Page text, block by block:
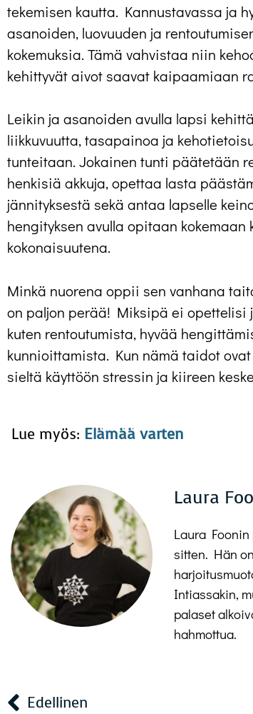
tekemisen kautta. Kannustavassa ja
asanoiden, luovuuden ja
kokemuksia. Tämä vahvistaa niin
kehittyvät aivot saavat kaipaamiaan
Leikin ja asanoiden avulla lapsi
liikkuvuutta, tasapainoa ja
tunteitaan. Jokainen tunti päätetään
henkisiä akkuja, opettaa lasta
jännityksestä sekä antaa lapselle
hengityksen avulla opitaan
kokonaisuutena.
Minkä nuorena oppii sen vanhana
on paljon perää! Miksipä ei opettelisi
kuten rentoutumista, hyvää
kunnioittamista. Kun nämä taidot
sieltä käyttöön stressin ja kiireen
Lue myös: Elämää varten
Laura
Laura Foonin
sitten. Hän
Intiassakin,
palaset
hahmottua.
Edellinen